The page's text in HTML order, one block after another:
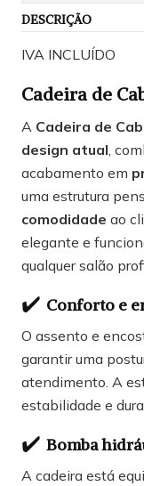
DESCRIÇÃO
IVA INCLUÍDO
Cadeira de
A Cadeira de
design atual,
acabamento em
uma estrutura
comodidade ao
elegante e
qualquer salão
✔️ Conforto e
O assento e
garantir uma
atendimento. A
estabilidade e
✔️ Bomba
A cadeira está